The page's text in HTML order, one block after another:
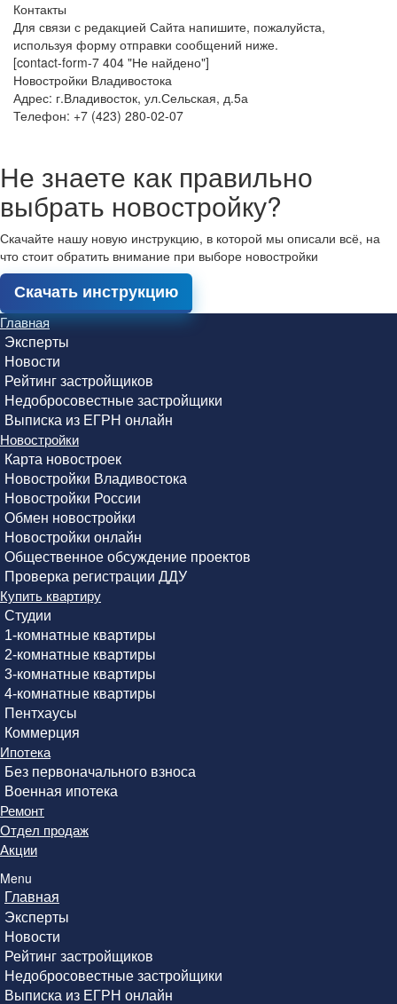
Контакты
Для связи с редакцией Сайта напишите, пожалуйста,
используя форму отправки сообщений ниже.
[contact-form-7 404 "Не найдено"]
Новостройки Владивостока
Адрес: г.Владивосток, ул.Сельская, д.5а
Телефон: +7 (423) 280-02-07
Не знаете как правильно
выбрать новостройку?
Скачайте нашу новую инструкцию, в которой мы описали всё, на
что стоит обратить внимание при выборе новостройки
Скачать инструкцию
Главная
Эксперты
Новости
Рейтинг застройщиков
Недобросовестные застройщики
Выписка из ЕГРН онлайн
Новостройки
Карта новостроек
Новостройки Владивостока
Новостройки России
Обмен новостройки
Новостройки онлайн
Общественное обсуждение проектов
Проверка регистрации ДДУ
Купить квартиру
Студии
1-комнатные квартиры
2-комнатные квартиры
3-комнатные квартиры
4-комнатные квартиры
Пентхаусы
Коммерция
Ипотека
Без первоначального взноса
Военная ипотека
Ремонт
Отдел продаж
Акции
Menu
Главная
Эксперты
Новости
Рейтинг застройщиков
Недобросовестные застройщики
Выписка из ЕГРН онлайн